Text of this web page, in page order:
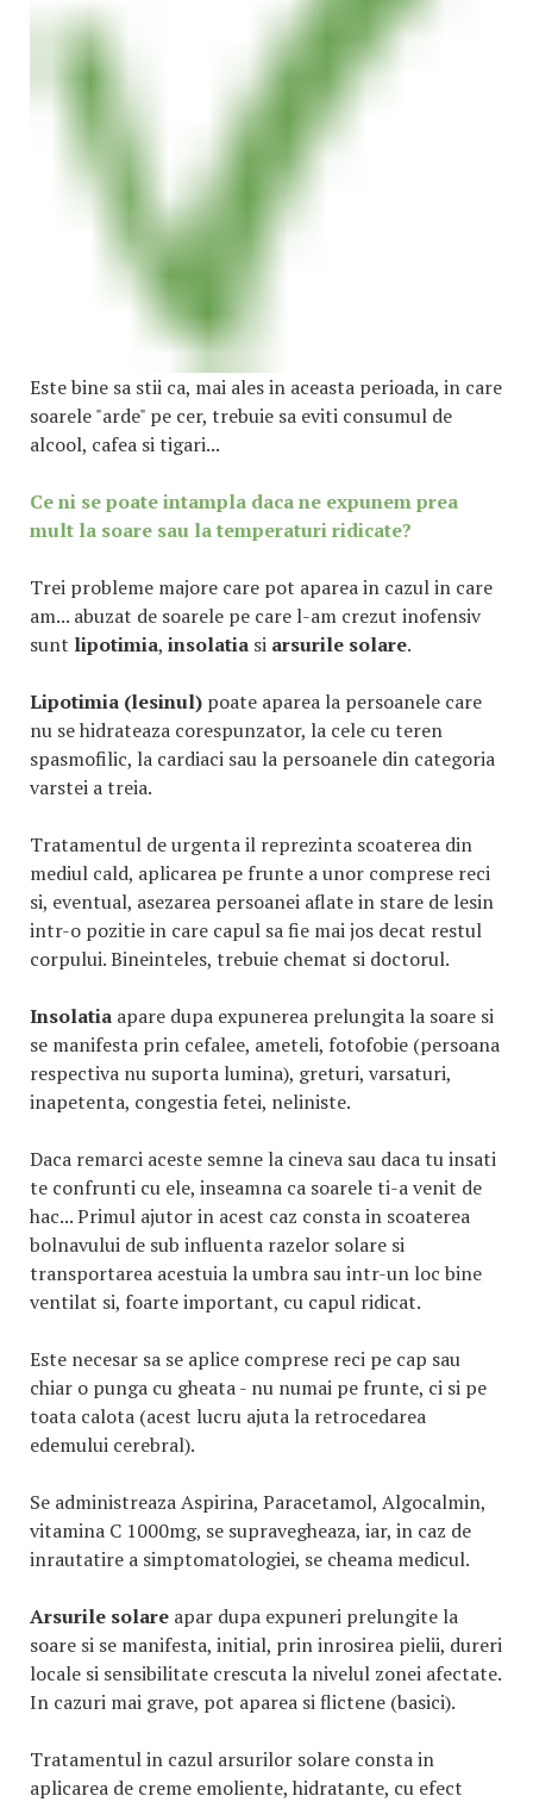
Este bine sa stii ca, mai ales in aceasta perioada, in care
soarele "arde" pe cer, trebuie sa eviti consumul de
alcool, cafea si tigari...
Ce ni se poate intampla daca ne expunem prea
mult la soare sau la temperaturi ridicate?
Trei probleme majore care pot aparea in cazul in care
am... abuzat de soarele pe care l-am crezut inofensiv
sunt lipotimia, insolatia si arsurile solare.
Lipotimia (lesinul) poate aparea la persoanele care
nu se hidrateaza corespunzator, la cele cu teren
spasmofilic, la cardiaci sau la persoanele din categoria
varstei a treia.
Tratamentul de urgenta il reprezinta scoaterea din
mediul cald, aplicarea pe frunte a unor comprese reci
si, eventual, asezarea persoanei aflate in stare de lesin
intr-o pozitie in care capul sa fie mai jos decat restul
corpului. Bineinteles, trebuie chemat si doctorul.
Insolatia apare dupa expunerea prelungita la soare si
se manifesta prin cefalee, ameteli, fotofobie (persoana
respectiva nu suporta lumina), greturi, varsaturi,
inapetenta, congestia fetei, neliniste.
Daca remarci aceste semne la cineva sau daca tu insati
te confrunti cu ele, inseamna ca soarele ti-a venit de
hac... Primul ajutor in acest caz consta in scoaterea
bolnavului de sub influenta razelor solare si
transportarea acestuia la umbra sau intr-un loc bine
ventilat si, foarte important, cu capul ridicat.
Este necesar sa se aplice comprese reci pe cap sau
chiar o punga cu gheata - nu numai pe frunte, ci si pe
toata calota (acest lucru ajuta la retrocedarea
edemului cerebral).
Se administreaza Aspirina, Paracetamol, Algocalmin,
vitamina C 1000mg, se supravegheaza, iar, in caz de
inrautatire a simptomatologiei, se cheama medicul.
Arsurile solare apar dupa expuneri prelungite la
soare si se manifesta, initial, prin inrosirea pielii, dureri
locale si sensibilitate crescuta la nivelul zonei afectate.
In cazuri mai grave, pot aparea si flictene (basici).
Tratamentul in cazul arsurilor solare consta in
aplicarea de creme emoliente, hidratante, cu efect